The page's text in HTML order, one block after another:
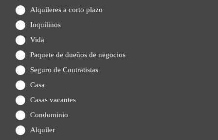
Alquileres a corto plazo
Inquilinos
Vida
Paquete de dueños de negocios
Seguro de Contratistas
Casa
Casas vacantes
Condominio
Alquiler